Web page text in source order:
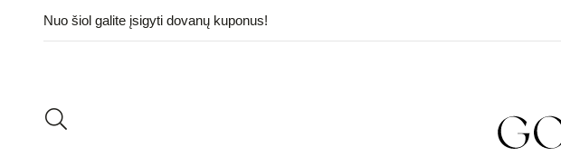
Nuo šiol galite įsigyti dovanų kuponus!